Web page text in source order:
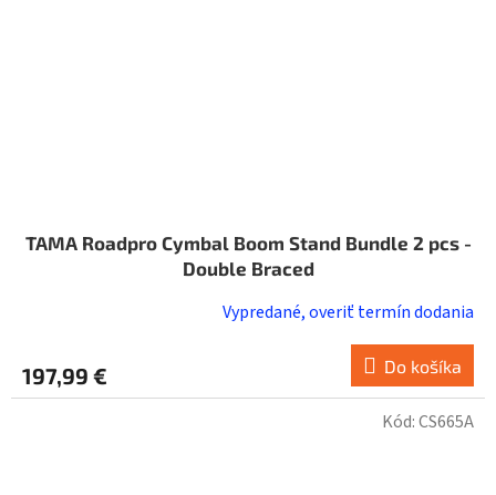
TAMA Roadpro Cymbal Boom Stand Bundle 2 pcs -
Double Braced
Vypredané, overiť termín dodania
197,99 € Do košíka
Kód:CS665A